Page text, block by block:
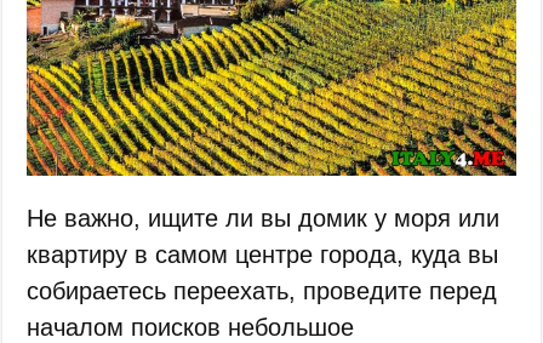
Не важно, ищите ли вы домик у моря или
квартиру в самом центре города, куда вы
собираетесь переехать, проведите перед
началом поисков небольшое